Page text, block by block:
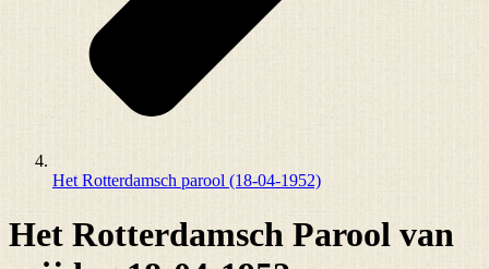
Het Rotterdamsch parool (18-04-1952)
Het Rotterdamsch Parool van